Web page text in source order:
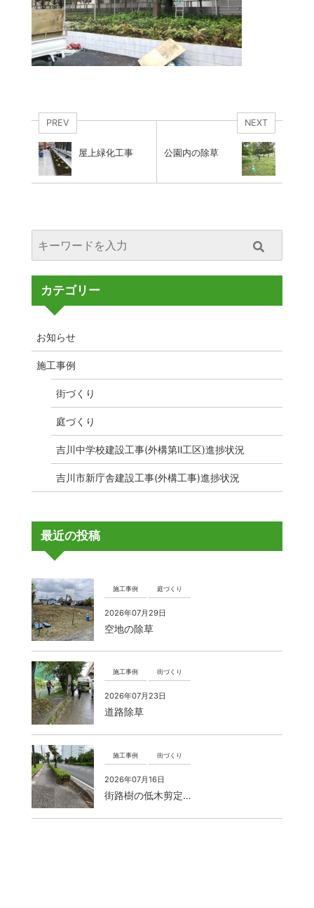
PREV
屋上緑化工事
NEXT
公園内の除草
カテゴリー
お知らせ
施工事例
街づくり
庭づくり
吉川中学校建設工事(外構第Ⅱ工区)進捗状況
吉川市新庁舎建設工事(外構工事)進捗状況
最近の投稿
施工事例 庭づくり
2026年07月29日
空地の除草
施工事例 街づくり
2026年07月23日
道路除草
施工事例 街づくり
2026年07月16日
街路樹の低木剪定…